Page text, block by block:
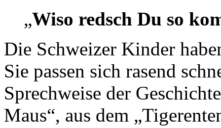
„Wiso redsch Du so
Die Schweizer Kinder
Sie passen sich rasend
Sprechweise der
Maus“, aus dem